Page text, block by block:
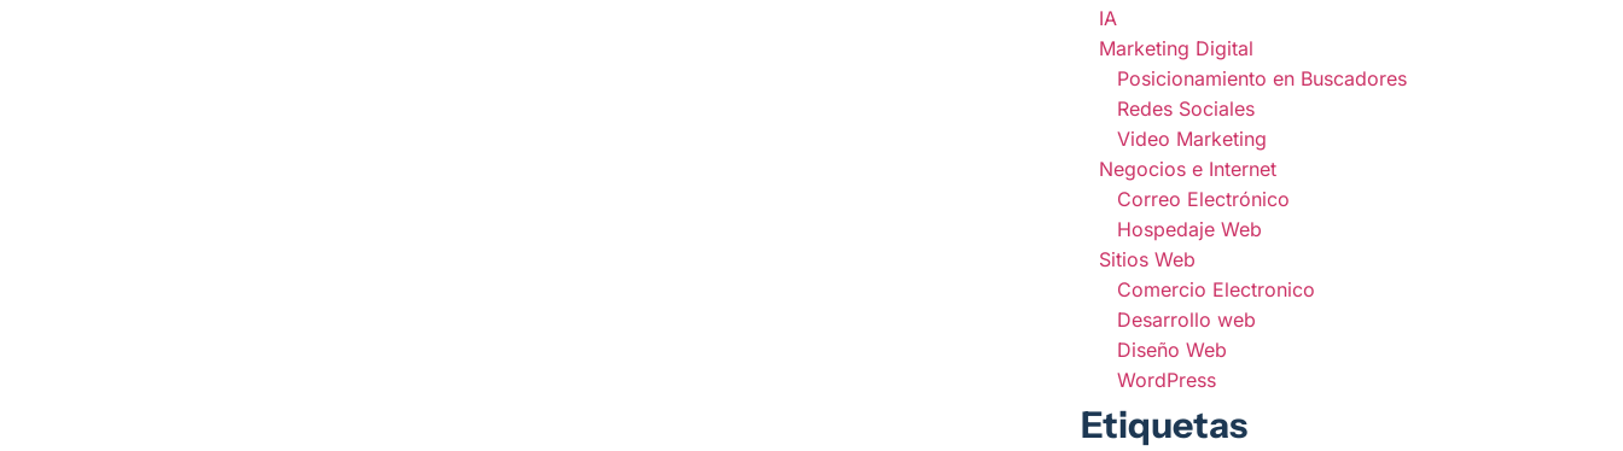
IA
Marketing Digital
Posicionamiento en Buscadores
Redes Sociales
Video Marketing
Negocios e Internet
Correo Electrónico
Hospedaje Web
Sitios Web
Comercio Electronico
Desarrollo web
Diseño Web
WordPress
Etiquetas